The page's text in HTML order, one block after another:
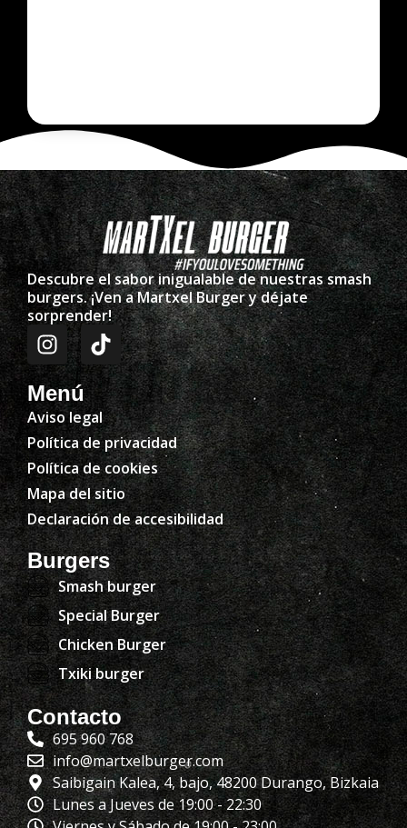
Descubre el sabor inigualable de nuestras smash
burgers. ¡Ven a Martxel Burger y déjate
sorprender!
Menú
Aviso legal
Política de privacidad
Política de cookies
Mapa del sitio
Declaración de accesibilidad
Burgers
Smash burger
Special Burger
Chicken Burger
Txiki burger
Contacto
695 960 768
info@martxelburger.com
Saibigain Kalea, 4, bajo, 48200 Durango, Bizkaia
Lunes a Jueves de 19:00 - 22:30